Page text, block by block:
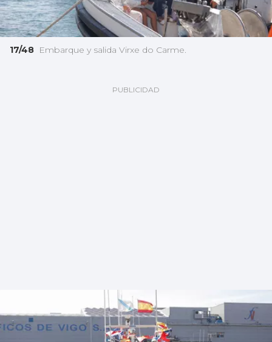
17/48 Embarque y salida Virxe do Carme.